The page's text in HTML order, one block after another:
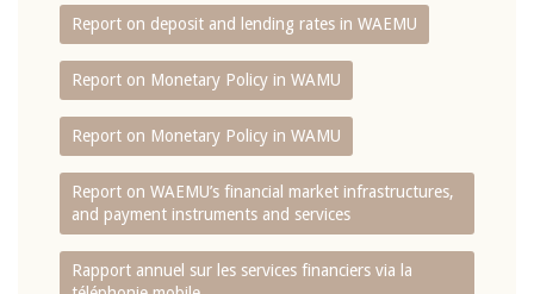
Report on deposit and lending rates in WAEMU
Report on Monetary Policy in WAMU
Report on Monetary Policy in WAMU
Report on WAEMU’s financial market infrastructures,
and payment instruments and services
Rapport annuel sur les services financiers via la